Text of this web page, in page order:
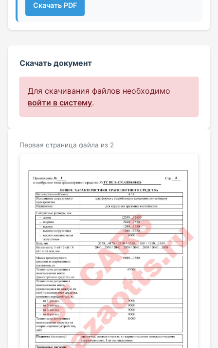
Скачать PDF
Скачать документ
Для скачивания файлов необходимо
войти в систему.
Первая страница файла из 2